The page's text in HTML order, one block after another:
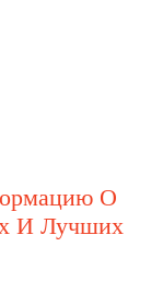
О
И Лучших